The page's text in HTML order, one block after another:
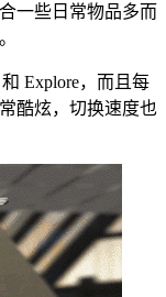
一些日常物品多而
Explore，而且每
酷炫，切换速度也